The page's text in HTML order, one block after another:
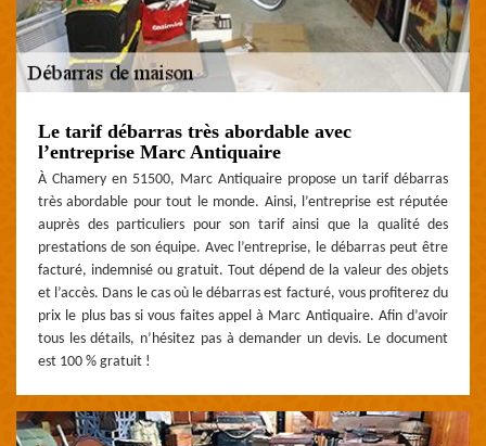
Le tarif débarras très abordable avec
l’entreprise Marc Antiquaire
À Chamery en 51500, Marc Antiquaire propose un tarif débarras
très abordable pour tout le monde. Ainsi, l’entreprise est réputée
auprès des particuliers pour son tarif ainsi que la qualité des
prestations de son équipe. Avec l’entreprise, le débarras peut être
facturé, indemnisé ou gratuit. Tout dépend de la valeur des objets
et l’accès. Dans le cas où le débarras est facturé, vous profiterez du
prix le plus bas si vous faites appel à Marc Antiquaire. Afin d’avoir
tous les détails, n’hésitez pas à demander un devis. Le document
est 100 % gratuit !